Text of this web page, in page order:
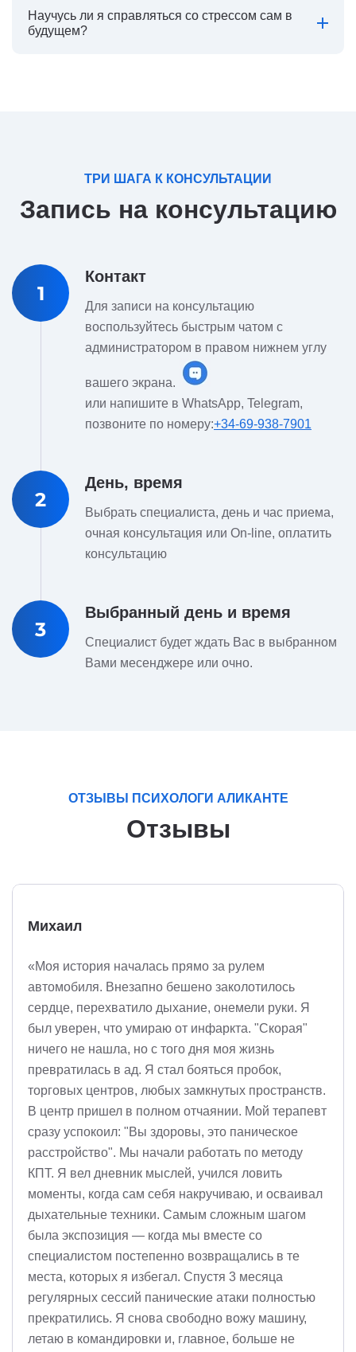
Научусь ли я справляться со стрессом сам в
будущем?
ТРИ ШАГА К КОНСУЛЬТАЦИИ
Запись на консультацию
1
Контакт
Для записи на консультацию
воспользуйтесь быстрым чатом с
администратором в правом нижнем углу
вашего экрана.
или напишите в WhatsApp, Telegram,
позвоните по номеру:+34-69-938-7901
2
День, время
Выбрать специалиста, день и час приема,
очная консультация или On-line, оплатить
консультацию
3
Выбранный день и время
Специалист будет ждать Вас в выбранном
Вами месенджере или очно.
ОТЗЫВЫ ПСИХОЛОГИ АЛИКАНТЕ
Отзывы
Михаил
«Моя история началась прямо за рулем
автомобиля. Внезапно бешено заколотилось
сердце, перехватило дыхание, онемели руки. Я
был уверен, что умираю от инфаркта. "Скорая"
ничего не нашла, но с того дня моя жизнь
превратилась в ад. Я стал бояться пробок,
торговых центров, любых замкнутых пространств.
В центр пришел в полном отчаянии. Мой терапевт
сразу успокоил: "Вы здоровы, это паническое
расстройство". Мы начали работать по методу
КПТ. Я вел дневник мыслей, учился ловить
моменты, когда сам себя накручиваю, и осваивал
дыхательные техники. Самым сложным шагом
была экспозиция — когда мы вместе со
специалистом постепенно возвращались в те
места, которых я избегал. Спустя 3 месяца
регулярных сессий панические атаки полностью
прекратились. Я снова свободно вожу машину,
летаю в командировки и, главное, больше не